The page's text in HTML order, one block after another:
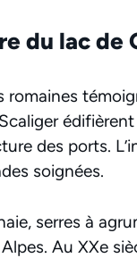
du lac de
romaines
des ports.
soignées.
serres à
Au XXe